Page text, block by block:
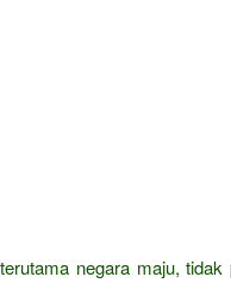
negara maju,